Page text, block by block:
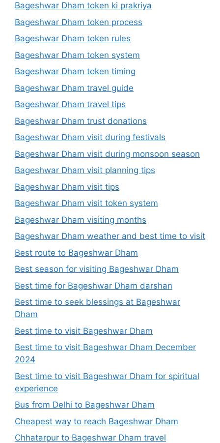
Bageshwar Dham token ki prakriya
Bageshwar Dham token process
Bageshwar Dham token rules
Bageshwar Dham token system
Bageshwar Dham token timing
Bageshwar Dham travel guide
Bageshwar Dham travel tips
Bageshwar Dham trust donations
Bageshwar Dham visit during festivals
Bageshwar Dham visit during monsoon season
Bageshwar Dham visit planning tips
Bageshwar Dham visit tips
Bageshwar Dham visit token system
Bageshwar Dham visiting months
Bageshwar Dham weather and best time to visit
Best route to Bageshwar Dham
Best season for visiting Bageshwar Dham
Best time for Bageshwar Dham darshan
Best time to seek blessings at Bageshwar
Dham
Best time to visit Bageshwar Dham
Best time to visit Bageshwar Dham December
2024
Best time to visit Bageshwar Dham for spiritual
experience
Bus from Delhi to Bageshwar Dham
Cheapest way to reach Bageshwar Dham
Chhatarpur to Bageshwar Dham travel